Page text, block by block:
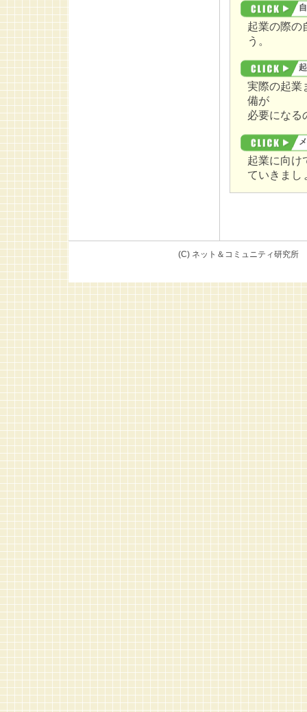
起業の際の
う。
実際の起業
備が
必要になる
起業に向け
ていきまし
(C) ネット＆コミュニティ